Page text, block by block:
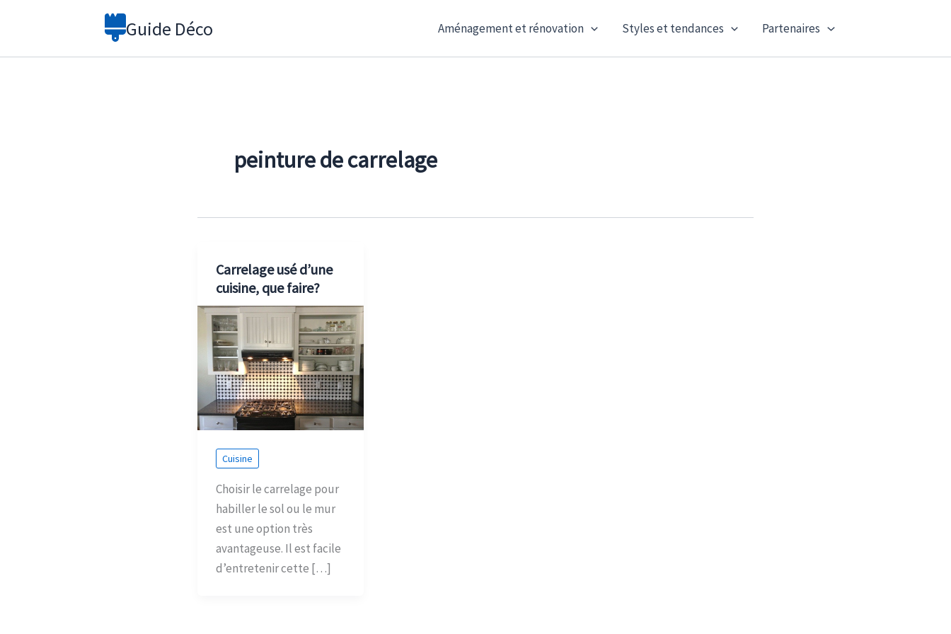
Guide Déco Aménagement et rénovation Styles et tendances Partenaires
peinture de carrelage
Carrelage usé d’une
cuisine, que faire?
Cuisine
Choisir le carrelage pour
habiller le sol ou le mur
est une option très
avantageuse. Il est facile
d’entretenir cette […]